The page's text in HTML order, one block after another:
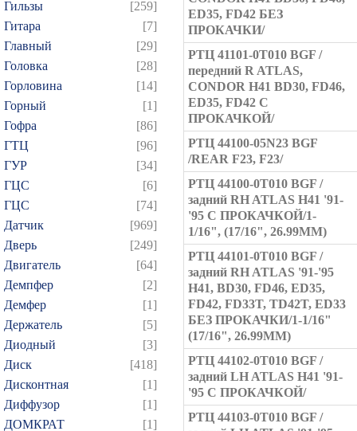
Гильзы
[259]
Гитара
[7]
Главный
[29]
Головка
[28]
Горловина
[14]
Горный
[1]
Гофра
[86]
ГТЦ
[96]
ГУР
[34]
ГЦC
[6]
ГЦС
[74]
Датчик
[969]
Дверь
[249]
Двигатель
[64]
Демпфер
[2]
Демфер
[1]
Держатель
[5]
Диодный
[3]
Диск
[418]
Дисконтная
[1]
Диффузор
[1]
ДОМКРАТ
[1]
ED35, FD42 БЕЗ
ПРОКАЧКИ/
РТЦ 41101-0T010 BGF /
передний R ATLAS,
CONDOR H41 BD30, FD46,
ED35, FD42 С
ПРОКАЧКОЙ/
РТЦ 44100-05N23 BGF
/REAR F23, F23/
РТЦ 44100-0T010 BGF /
задний RH ATLAS H41 '91-
'95 С ПРОКАЧКОЙ/1-
1/16", (17/16", 26.99ММ)
РТЦ 44101-0T010 BGF /
задний RH ATLAS '91-'95
H41, BD30, FD46, ED35,
FD42, FD33T, TD42T, ED33
БЕЗ ПРОКАЧКИ/1-1/16"
(17/16", 26.99ММ)
РТЦ 44102-0T010 BGF /
задний LH ATLAS H41 '91-
'95 С ПРОКАЧКОЙ/
РТЦ 44103-0T010 BGF /